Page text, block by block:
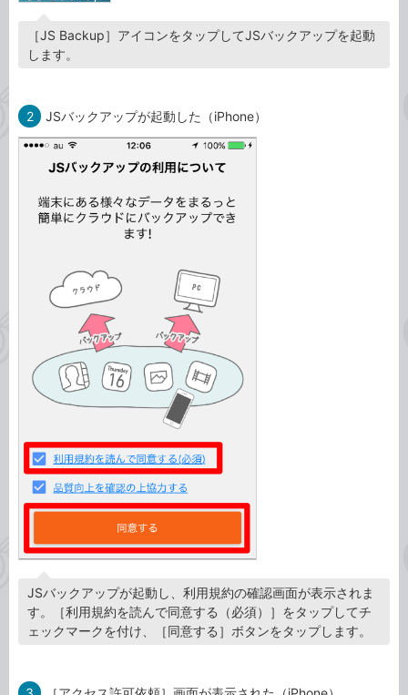
［JS Backup］アイコンをタップしてJSバックアップを起動
します。
2 JSバックアップが起動した（iPhone）
JSバックアップが起動し、利用規約の確認画面が表示されま
す。［利用規約を読んで同意する（必須）］をタップしてチ
ェックマークを付け、［同意する］ボタンをタップします。